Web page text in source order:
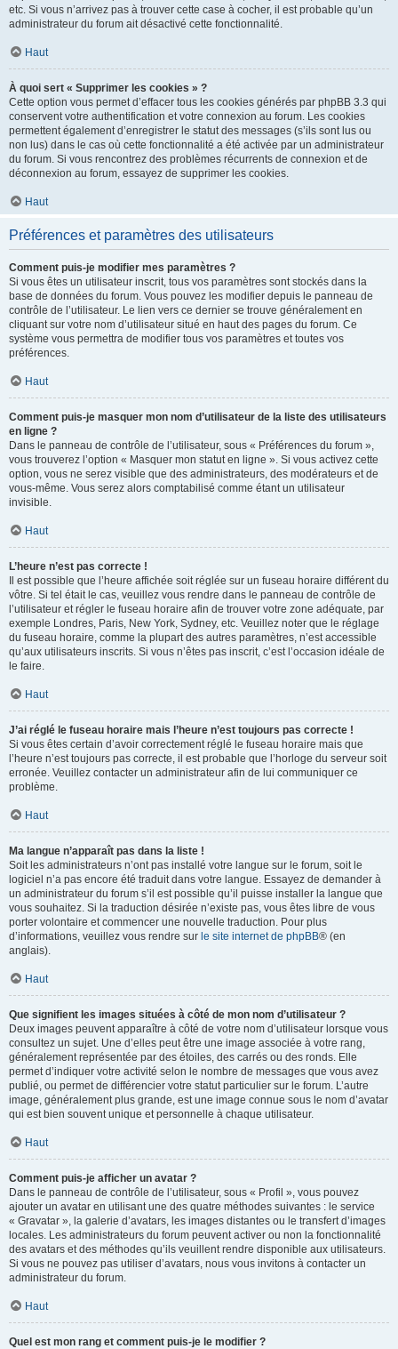
etc. Si vous n’arrivez pas à trouver cette case à cocher, il est probable qu’un
administrateur du forum ait désactivé cette fonctionnalité.
Haut
À quoi sert « Supprimer les cookies » ?
Cette option vous permet d’effacer tous les cookies générés par phpBB 3.3 qui
conservent votre authentification et votre connexion au forum. Les cookies
permettent également d’enregistrer le statut des messages (s’ils sont lus ou
non lus) dans le cas où cette fonctionnalité a été activée par un administrateur
du forum. Si vous rencontrez des problèmes récurrents de connexion et de
déconnexion au forum, essayez de supprimer les cookies.
Haut
Préférences et paramètres des utilisateurs
Comment puis-je modifier mes paramètres ?
Si vous êtes un utilisateur inscrit, tous vos paramètres sont stockés dans la
base de données du forum. Vous pouvez les modifier depuis le panneau de
contrôle de l’utilisateur. Le lien vers ce dernier se trouve généralement en
cliquant sur votre nom d’utilisateur situé en haut des pages du forum. Ce
système vous permettra de modifier tous vos paramètres et toutes vos
préférences.
Haut
Comment puis-je masquer mon nom d’utilisateur de la liste des utilisateurs
en ligne ?
Dans le panneau de contrôle de l’utilisateur, sous « Préférences du forum »,
vous trouverez l’option « Masquer mon statut en ligne ». Si vous activez cette
option, vous ne serez visible que des administrateurs, des modérateurs et de
vous-même. Vous serez alors comptabilisé comme étant un utilisateur
invisible.
Haut
L’heure n’est pas correcte !
Il est possible que l’heure affichée soit réglée sur un fuseau horaire différent du
vôtre. Si tel était le cas, veuillez vous rendre dans le panneau de contrôle de
l’utilisateur et régler le fuseau horaire afin de trouver votre zone adéquate, par
exemple Londres, Paris, New York, Sydney, etc. Veuillez noter que le réglage
du fuseau horaire, comme la plupart des autres paramètres, n’est accessible
qu’aux utilisateurs inscrits. Si vous n’êtes pas inscrit, c’est l’occasion idéale de
le faire.
Haut
J’ai réglé le fuseau horaire mais l’heure n’est toujours pas correcte !
Si vous êtes certain d’avoir correctement réglé le fuseau horaire mais que
l’heure n’est toujours pas correcte, il est probable que l’horloge du serveur soit
erronée. Veuillez contacter un administrateur afin de lui communiquer ce
problème.
Haut
Ma langue n’apparaît pas dans la liste !
Soit les administrateurs n’ont pas installé votre langue sur le forum, soit le
logiciel n’a pas encore été traduit dans votre langue. Essayez de demander à
un administrateur du forum s’il est possible qu’il puisse installer la langue que
vous souhaitez. Si la traduction désirée n’existe pas, vous êtes libre de vous
porter volontaire et commencer une nouvelle traduction. Pour plus
d’informations, veuillez vous rendre sur le site internet de phpBB® (en
anglais).
Haut
Que signifient les images situées à côté de mon nom d’utilisateur ?
Deux images peuvent apparaître à côté de votre nom d’utilisateur lorsque vous
consultez un sujet. Une d’elles peut être une image associée à votre rang,
généralement représentée par des étoiles, des carrés ou des ronds. Elle
permet d’indiquer votre activité selon le nombre de messages que vous avez
publié, ou permet de différencier votre statut particulier sur le forum. L’autre
image, généralement plus grande, est une image connue sous le nom d’avatar
qui est bien souvent unique et personnelle à chaque utilisateur.
Haut
Comment puis-je afficher un avatar ?
Dans le panneau de contrôle de l’utilisateur, sous « Profil », vous pouvez
ajouter un avatar en utilisant une des quatre méthodes suivantes : le service
« Gravatar », la galerie d’avatars, les images distantes ou le transfert d’images
locales. Les administrateurs du forum peuvent activer ou non la fonctionnalité
des avatars et des méthodes qu’ils veuillent rendre disponible aux utilisateurs.
Si vous ne pouvez pas utiliser d’avatars, nous vous invitons à contacter un
administrateur du forum.
Haut
Quel est mon rang et comment puis-je le modifier ?